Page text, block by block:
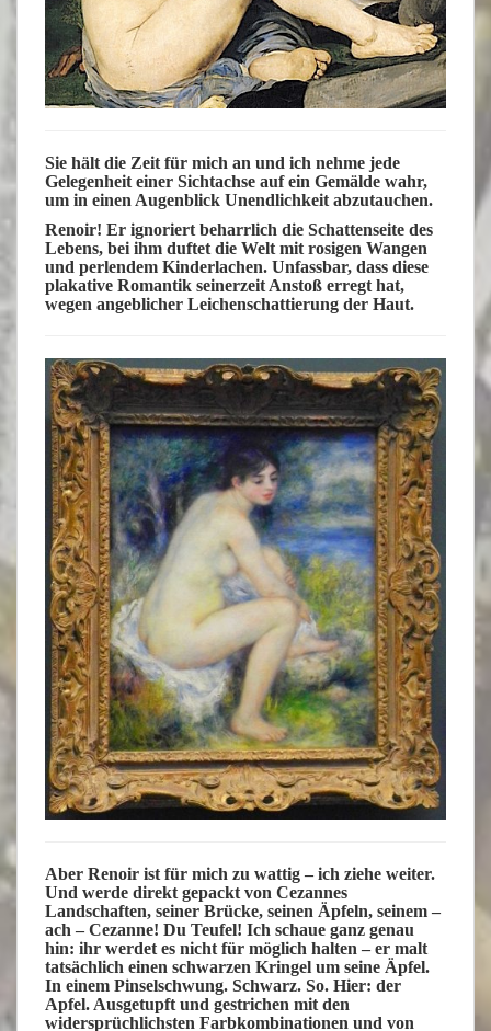
Sie hält die Zeit für mich an und ich nehme jede
Gelegenheit einer Sichtachse auf ein Gemälde wahr,
um in einen Augenblick Unendlichkeit abzutauchen.
Renoir! Er ignoriert beharrlich die Schattenseite des
Lebens, bei ihm duftet die Welt mit rosigen Wangen
und perlendem Kinderlachen. Unfassbar, dass diese
plakative Romantik seinerzeit Anstoß erregt hat,
wegen angeblicher Leichenschattierung der Haut.
Aber Renoir ist für mich zu wattig – ich ziehe weiter.
Und werde direkt gepackt von Cezannes
Landschaften, seiner Brücke, seinen Äpfeln, seinem –
ach – Cezanne! Du Teufel! Ich schaue ganz genau
hin: ihr werdet es nicht für möglich halten – er malt
tatsächlich einen schwarzen Kringel um seine Äpfel.
In einem Pinselschwung. Schwarz. So. Hier: der
Apfel. Ausgetupft und gestrichen mit den
widersprüchlichsten Farbkombinationen und von